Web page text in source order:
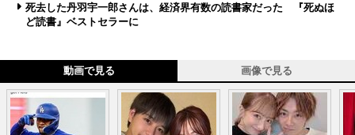
死去した丹羽宇一郎さんは、経済界有数の読書家だった 『死ぬほ
ど読書』ベストセラーに
動画で見る 画像で見る